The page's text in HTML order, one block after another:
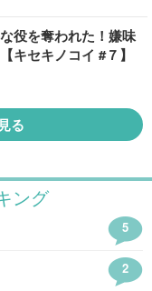
役を奪われた！嫌味
キセキノコイ #７】
る